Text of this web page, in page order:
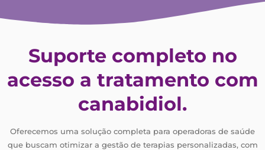
Suporte completo no
acesso a tratamento com
canabidiol.
Oferecemos uma solução completa para operadoras de saúde
que buscam otimizar a gestão de terapias personalizadas, com